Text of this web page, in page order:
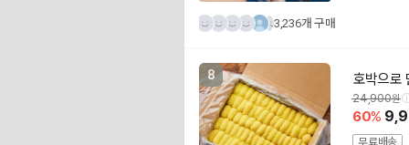
3,236개 구매
8 호박으로
24,900
60
무료배송